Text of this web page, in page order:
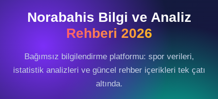
Norabahis Bilgi ve Analiz
Rehberi 2026
Bağımsız bilgilendirme platformu: spor verileri,
istatistik analizleri ve güncel rehber içerikleri tek çatı
altında.